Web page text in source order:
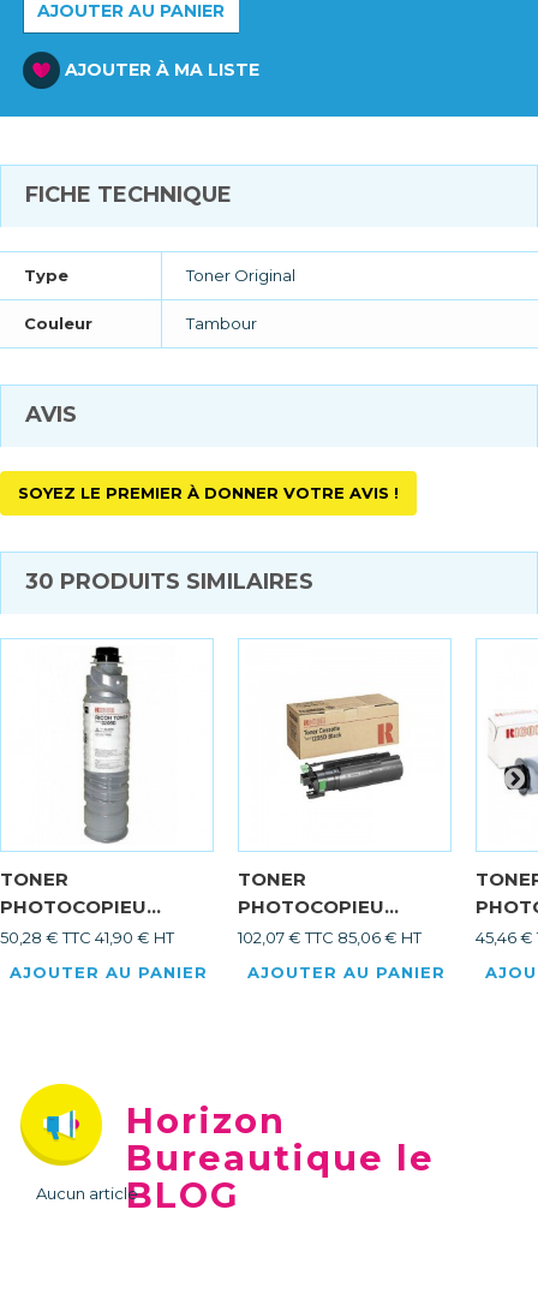
AJOUTER AU PANIER
AJOUTER À MA LISTE
FICHE TECHNIQUE
Type Toner Original
Couleur Tambour
AVIS
SOYEZ LE PREMIER À DONNER VOTRE AVIS !
30 PRODUITS SIMILAIRES
TONER
PHOTOCOPIEU...
50,28 € TTC 41,90 € HT
AJOUTER AU PANIER
TONER
PHOTOCOPIEU...
102,07 € TTC 85,06 € HT
AJOUTER AU PANIER
45,46 €
Horizon
Bureautique le
BLOG
Aucun article